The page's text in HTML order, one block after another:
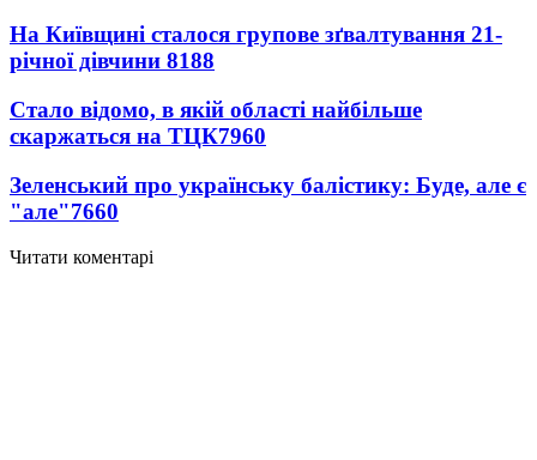
На Київщині сталося групове зґвалтування 21-
річної дівчини 8188
Стало відомо, в якій області найбільше
скаржаться на ТЦК7960
Зеленський про українську балістику: Буде, але є
"але"7660
Читати коментарі